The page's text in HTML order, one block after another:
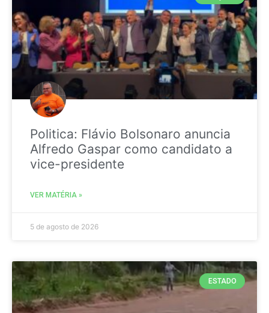
Politica: Flávio Bolsonaro anuncia
Alfredo Gaspar como candidato a
vice-presidente
VER MATÉRIA »
5 de agosto de 2026
ESTADO